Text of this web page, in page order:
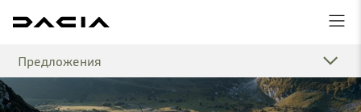
Предложения